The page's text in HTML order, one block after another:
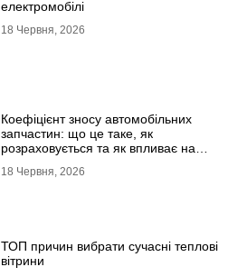
електромобілі
18 Червня, 2026
Коефіцієнт зносу автомобільних
запчастин: що це таке, як
розраховується та як впливає на
18 Червня, 2026
ТОП причин вибрати сучасні теплові
вітрини